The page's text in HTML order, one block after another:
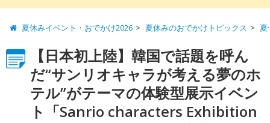
夏休みイベント・おでかけ2026 夏休みのおでかけトピックス 夏
【日本初上陸】韓国で話題を呼ん
だ“サンリオキャラが考える夢のホ
テル”がテーマの体験型展示イベン
ト「Sanrio characters Exhibition